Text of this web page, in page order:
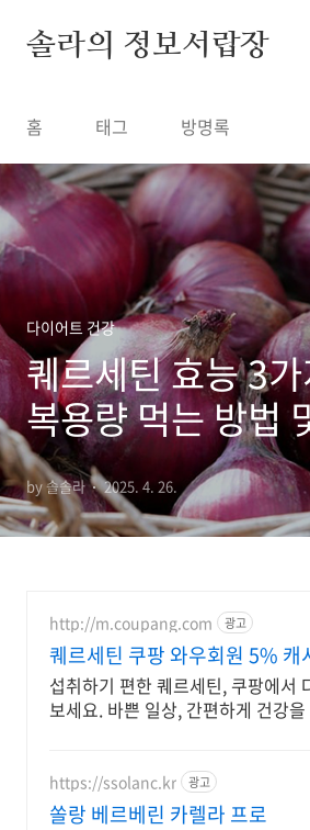
솔라의 정보서랍장
홈 태그 방명록
다이어트 건강
퀘르세틴 효능 3
복용량 먹는 방법
항 항산화 면역
by 솔솔라 2025. 4. 26.
http://m.coupang.com 광고
퀘르세틴 쿠팡 와우회원 5% 캐
섭취하기 편한 퀘르세틴, 쿠팡에서
보세요. 바쁜 일상, 간편하게 건강
https://ssolanc.kr 광고
쏠랑 베르베린 카렐라 프로